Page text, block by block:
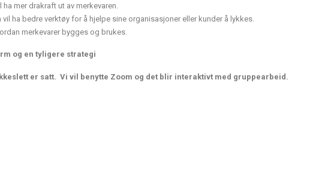
mer drakraft ut av merkevaren.
ha bedre verktøy for å hjelpe sine organisasjoner eller kunder å lykkes.
merkevarer bygges og brukes.
og en tyligere strategi
er satt. Vi vil benytte Zoom og det blir interaktivt med gruppearbeid.